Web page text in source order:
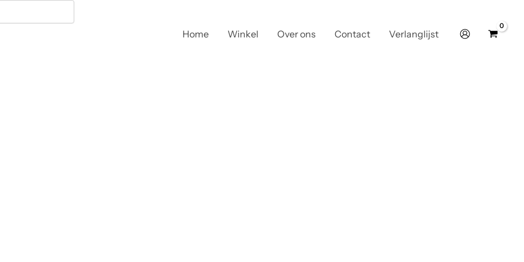
Home Winkel Over ons Contact Verlanglijst